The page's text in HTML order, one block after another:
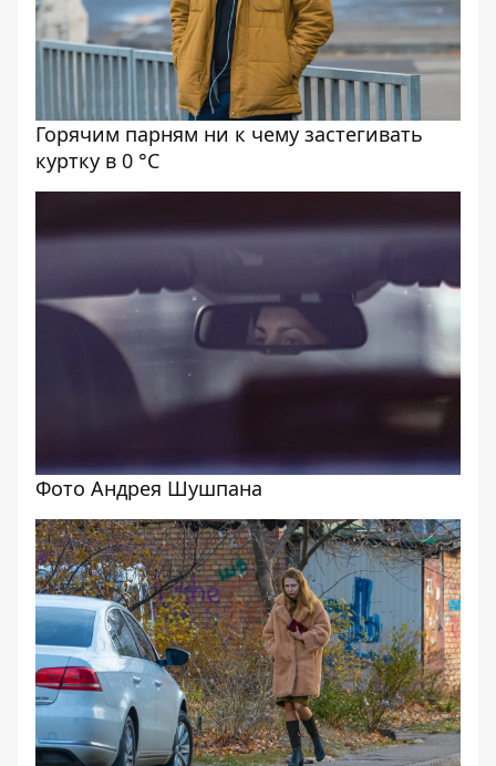
Горячим парням ни к чему застегивать
куртку в 0 °С
Фото Андрея Шушпана